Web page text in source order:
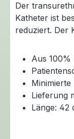
Der
Katheter ist
reduziert. Der
Aus 100%
Lieferung
Länge: 42